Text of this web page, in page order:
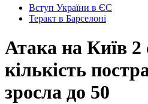
Вступ України в ЄС
Теракт в Барселоні
Атака на Київ 2
кількість
зросла до 50